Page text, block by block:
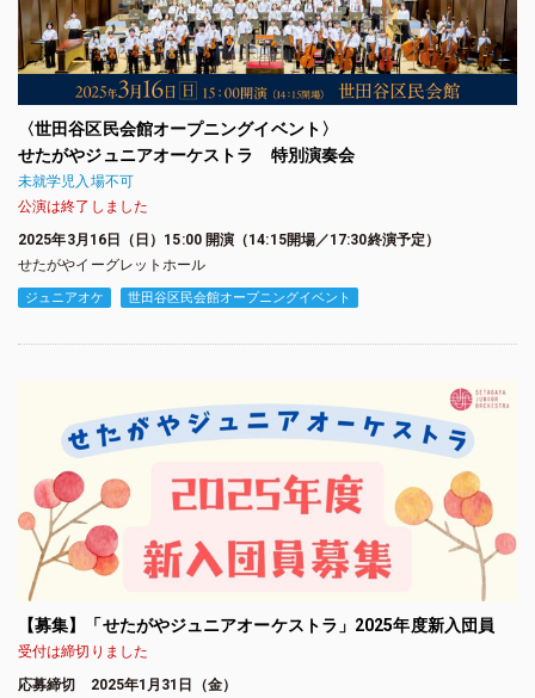
〈世田谷区民会館オープニングイベント〉
せたがやジュニアオーケストラ 特別演奏会
未就学児入場不可
公演は終了しました
2025年3月16日（日）15:00 開演（14:15開場／17:30終演予定）
せたがやイーグレットホール
ジュニアオケ 世田谷区民会館オープニングイベント
【募集】「せたがやジュニアオーケストラ」2025年度新入団員
受付は締切りました
応募締切 2025年1月31日（金）